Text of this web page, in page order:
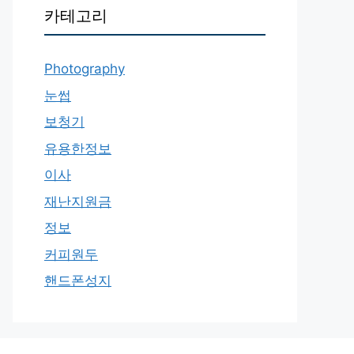
카테고리
Photography
눈썹
보청기
유용한정보
이사
재난지원금
정보
커피원두
핸드폰성지